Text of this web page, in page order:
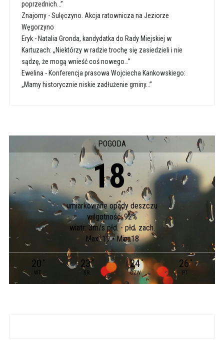
poprzednich…”
Znajomy-Sulęczyno. Akcja ratownicza na Jeziorze
Węgorzyno
Eryk- Natalia Gronda, kandydatka do Rady Miejskiej w
Kartuzach: „Niektórzy w radzie trochę się zasiedzieli i nie
sądzę, że mogą wnieść coś nowego…”
Ewelina - Konferencja prasowa Wojciecha Kankowskiego:
„Mamy historycznie niskie zadłużenie gminy…”
POGODA
18°
umiarkowane opady deszczu
wilgotność: 92%
wiatr: 3m/s płd. - płd. zach.
Max: 19 • Min: 18
20 °
WT
23°
ŚR
24°
CZW
26°
PT